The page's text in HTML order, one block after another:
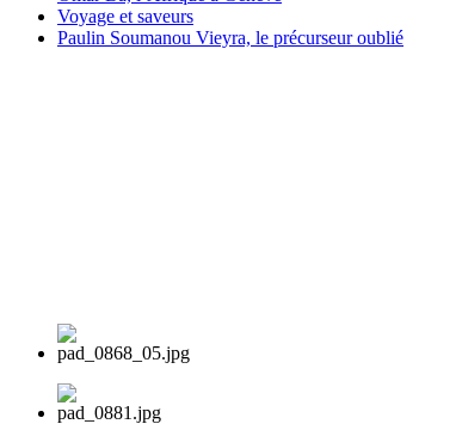
Voyage et saveurs
Paulin Soumanou Vieyra, le précurseur oublié